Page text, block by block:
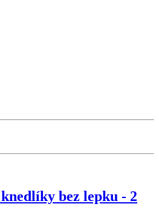
bez lepku - 2